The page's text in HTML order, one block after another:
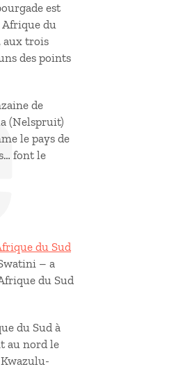
est
du
aux trois
des points
de
(Nelspruit)
le pays de
font le
du Sud
– a
du Sud
du Sud à
au nord le